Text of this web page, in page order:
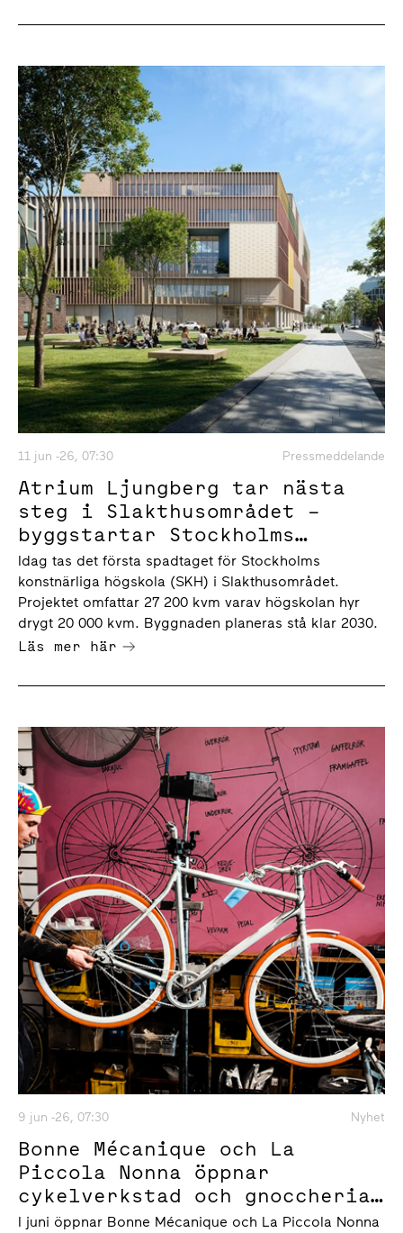
11 jun -26, 07:30 Pressmeddelande
Atrium Ljungberg tar nästa
steg i Slakthusområdet –
byggstartar Stockholms
konstnärliga högskola
Idag tas det första spadtaget för Stockholms
konstnärliga högskola (SKH) i Slakthusområdet.
Projektet omfattar 27 200 kvm varav högskolan hyr
drygt 20 000 kvm. Byggnaden planeras stå klar 2030.
Läs mer här
9 jun -26, 07:30 Nyhet
Bonne Mécanique och La
Piccola Nonna öppnar
cykelverkstad och gnoccheria
i Slakthusområdet
I juni öppnar Bonne Mécanique och La Piccola Nonna